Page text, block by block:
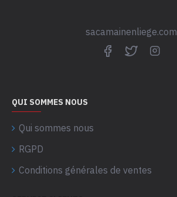
sacamainenliege.com
QUI SOMMES NOUS
Qui sommes nous
RGPD
Conditions générales de ventes